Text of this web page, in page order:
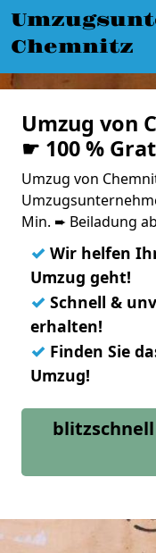
Chemnitz
Umzug von
☛ 100 %
Umzug von
Min. ➨ Beiladung
✓ Wir helfen
Umzug geht!
✓ Schnell &
erhalten!
✓ Finden Sie
Umzug!